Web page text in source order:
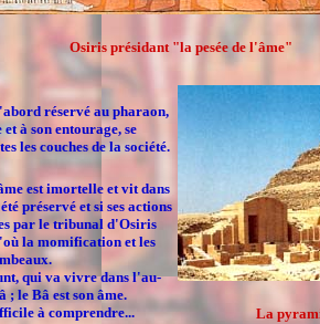
Osiris présidant "la pesée de l'âme"
réservé au pharaon,
à son entourage, se
les couches de la société.
est imortelle et vit dans
préservé et si ses actions
par le tribunal d'Osiris
la momification et les
qui va vivre dans l'au-
; le Bâ est son âme.
à comprendre...
La